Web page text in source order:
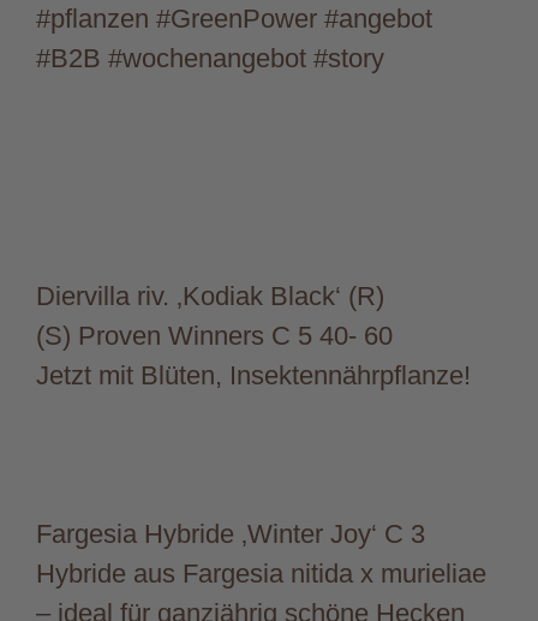
#pflanzen #GreenPower #angebot
#B2B #wochenangebot #story
Diervilla riv. ‚Kodiak Black‘ (R)
(S) Proven Winners C 5 40- 60
Jetzt mit Blüten, Insektennährpflanze!
Fargesia Hybride ‚Winter Joy‘ C 3
Hybride aus Fargesia nitida x murieliae
– ideal für ganzjährig schöne Hecken